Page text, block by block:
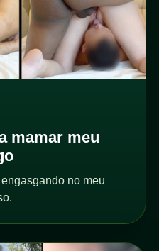
mamar meu
no meu